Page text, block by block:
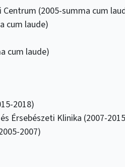
(2005-summa cum
cum laude)
cum laude)
2018)
Érsebészeti Klinika (2007-
2007)